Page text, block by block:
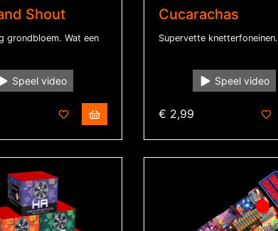
Shout
grondbloem. Wat een
Speel video
Cucarachas
Supervette knetterfoneinen.
Speel video
€ 2,99